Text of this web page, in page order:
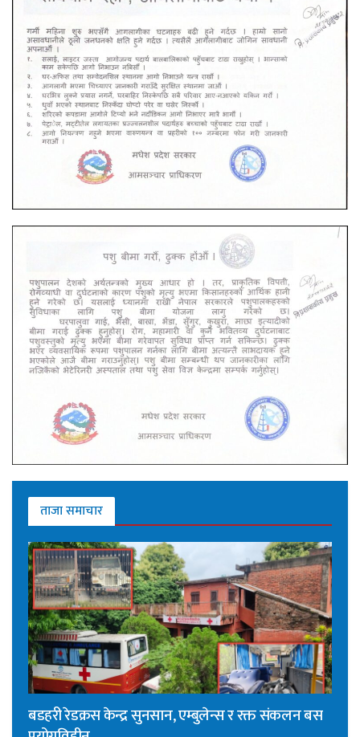
ताजा समाचार
बडहरी रेडक्रस केन्द्र सुनसान, एम्बुलेन्स र रक्त संकलन बस